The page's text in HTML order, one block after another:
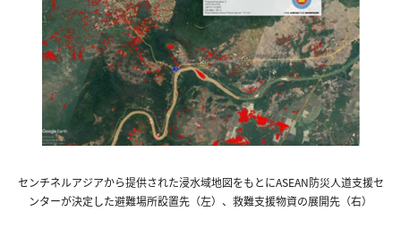
センチネルアジアから提供された浸水域地図をもとにASEAN防災人道支援セ
ンターが決定した避難場所設置先（左）、救難支援物資の展開先（右）